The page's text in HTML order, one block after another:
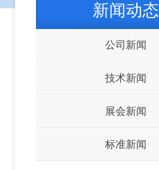
新闻动态
公司新闻
技术新闻
展会新闻
标准新闻